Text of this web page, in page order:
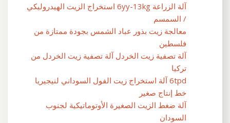
آلة الزراعة 6yy-13kg استخراج الزيت الهيدروليكي
/ السمسم
معالجة زيت بذور عباد الشمس بجودة ممتازة من
فلسطين
آلة تصفية زيت الخردل آلة تصفية زيت الخردل من
تركيا
6tpd آلة استخراج زيت الفول السوداني لنيجيريا
خط إنتاج صغير
آلة ضغط الزيت الصغيرة الأوتوماتيكية لجنوب
السودان